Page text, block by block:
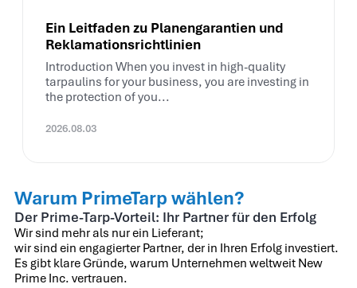
Ein Leitfaden zu Planengarantien und
Reklamationsrichtlinien
Introduction When you invest in high-quality
tarpaulins for your business, you are investing in
the protection of you...
2026.08.03
Warum PrimeTarp wählen?
Der Prime-Tarp-Vorteil: Ihr Partner für den Erfolg
Wir sind mehr als nur ein Lieferant;
wir sind ein engagierter Partner, der in Ihren Erfolg investiert.
Es gibt klare Gründe, warum Unternehmen weltweit New
Prime Inc. vertrauen.